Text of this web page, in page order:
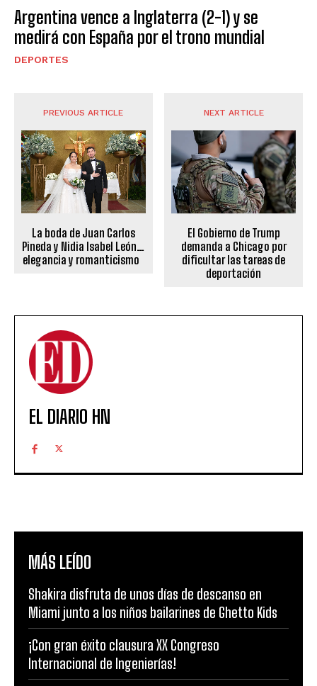
Argentina vence a Inglaterra (2-1) y se
medirá con España por el trono mundial
DEPORTES
PREVIOUS ARTICLE
La boda de Juan Carlos
Pineda y Nidia Isabel León…
elegancia y romanticismo
NEXT ARTICLE
El Gobierno de Trump
demanda a Chicago por
dificultar las tareas de
deportación
EL DIARIO HN
MÁS LEÍDO
Shakira disfruta de unos días de descanso en
Miami junto a los niños bailarines de Ghetto Kids
¡Con gran éxito clausura XX Congreso
Internacional de Ingenierías!